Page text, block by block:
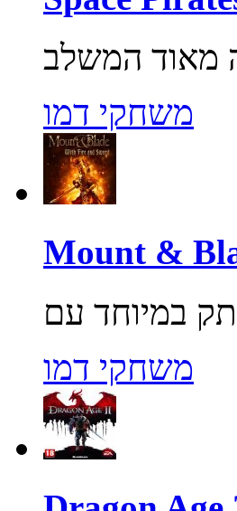
משחקי דמו
משחקי דמו